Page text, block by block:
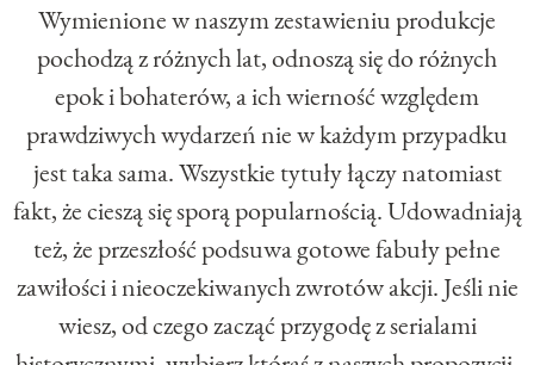
Wymienione w naszym zestawieniu produkcje
pochodzą z różnych lat, odnoszą się do różnych
epok i bohaterów, a ich wierność względem
prawdziwych wydarzeń nie w każdym przypadku
jest taka sama. Wszystkie tytuły łączy natomiast
fakt, że cieszą się sporą popularnością. Udowadniają
też, że przeszłość podsuwa gotowe fabuły pełne
zawiłości i nieoczekiwanych zwrotów akcji. Jeśli nie
wiesz, od czego zacząć przygodę z serialami